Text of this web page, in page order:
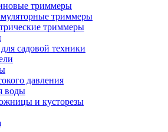
триммеры
триммеры
триммеры
садовой техники
давления
воды
и кусторезы